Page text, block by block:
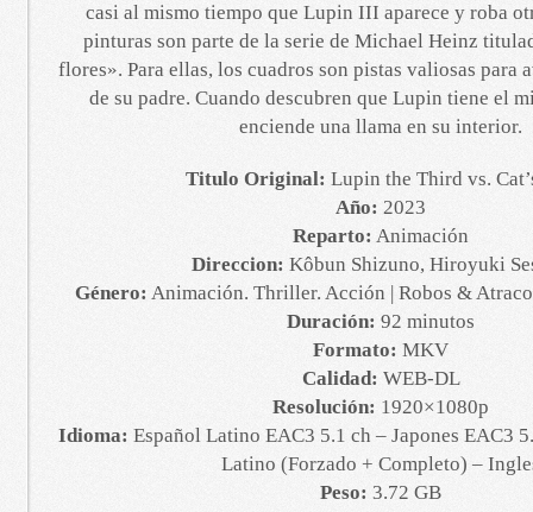
casi al mismo tiempo que Lupin III aparece y roba
pinturas son parte de la serie de Michael Heinz
flores». Para ellas, los cuadros son pistas valiosas para
de su padre. Cuando descubren que Lupin tiene el
enciende una llama en su interior.
Titulo Original: Lupin the Third vs.
Año: 2023
Reparto: Animación
Direccion: Kôbun Shizuno, Hiroyuki
Género: Animación. Thriller. Acción | Robos &
Duración: 92 minutos
Formato: MKV
Calidad: WEB-DL
Resolución: 1920×1080p
Idioma: Español Latino EAC3 5.1 ch – Japones EAC3
Latino (Forzado + Completo) –
Peso: 3.72 GB